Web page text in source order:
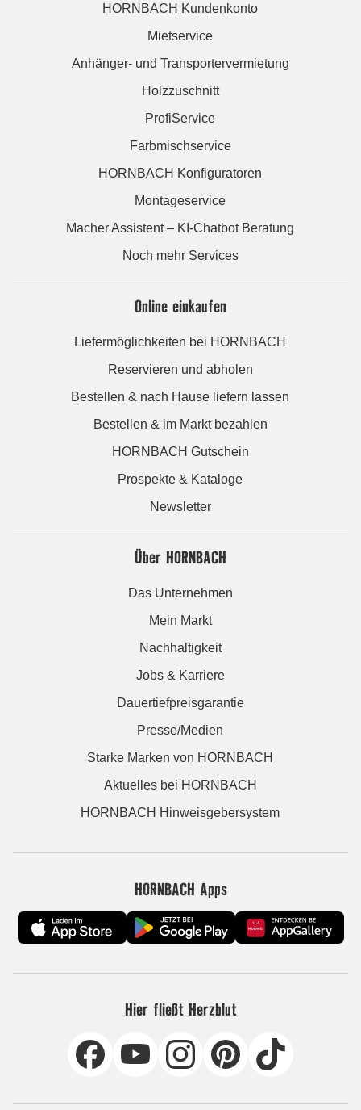
HORNBACH Kundenkonto
Mietservice
Anhänger- und Transportervermietung
Holzzuschnitt
ProfiService
Farbmischservice
HORNBACH Konfiguratoren
Montageservice
Macher Assistent – KI-Chatbot Beratung
Noch mehr Services
Online einkaufen
Liefermöglichkeiten bei HORNBACH
Reservieren und abholen
Bestellen & nach Hause liefern lassen
Bestellen & im Markt bezahlen
HORNBACH Gutschein
Prospekte & Kataloge
Newsletter
Über HORNBACH
Das Unternehmen
Mein Markt
Nachhaltigkeit
Jobs & Karriere
Dauertiefpreisgarantie
Presse/Medien
Starke Marken von HORNBACH
Aktuelles bei HORNBACH
HORNBACH Hinweisgebersystem
HORNBACH Apps
Hier fließt Herzblut